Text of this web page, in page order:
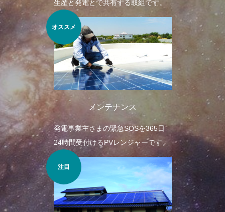
生産と発電とで共有する取組です。
オススメ
メンテナンス
発電事業主さまの緊急SOSを365日
24時間受付けるPVレンジャーです。
注目